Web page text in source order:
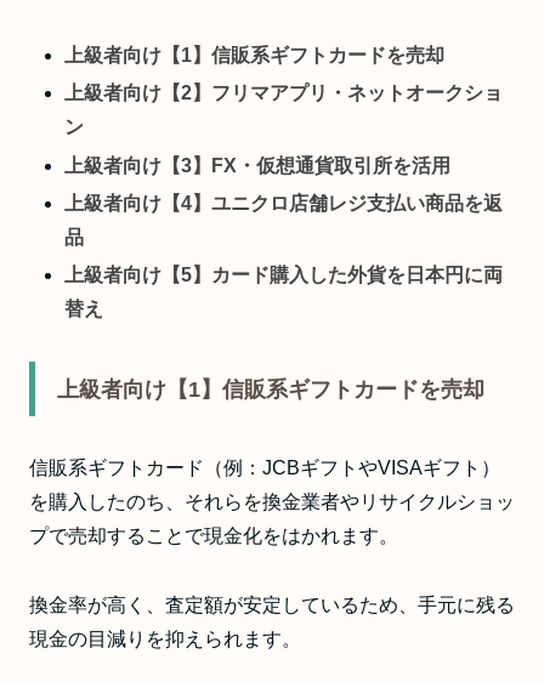
上級者向け【1】信販系ギフトカードを売却
上級者向け【2】フリマアプリ・ネットオークショ
ン
上級者向け【3】FX・仮想通貨取引所を活用
上級者向け【4】ユニクロ店舗レジ支払い商品を返
品
上級者向け【5】カード購入した外貨を日本円に両
替え
上級者向け【1】信販系ギフトカードを売却
信販系ギフトカード（例：JCBギフトやVISAギフト）
を購入したのち、それらを換金業者やリサイクルショッ
プで売却することで現金化をはかれます。
換金率が高く、査定額が安定しているため、手元に残る
現金の目減りを抑えられます。